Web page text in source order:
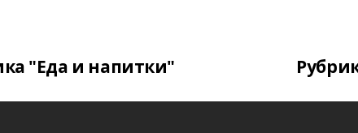
"Еда и напитки"